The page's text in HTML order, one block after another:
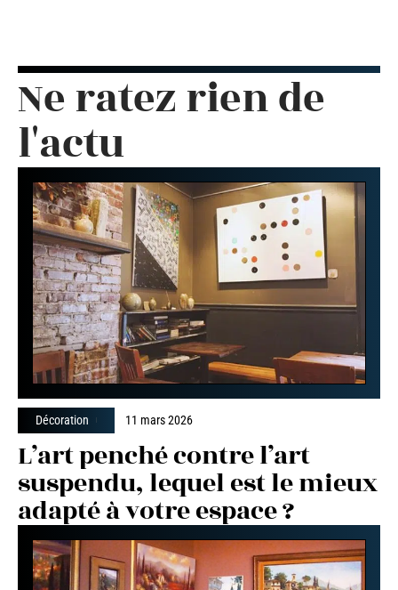
Ne ratez rien de
l'actu
Décoration 11 mars 2026
L’art penché contre l’art
suspendu, lequel est le mieux
adapté à votre espace ?